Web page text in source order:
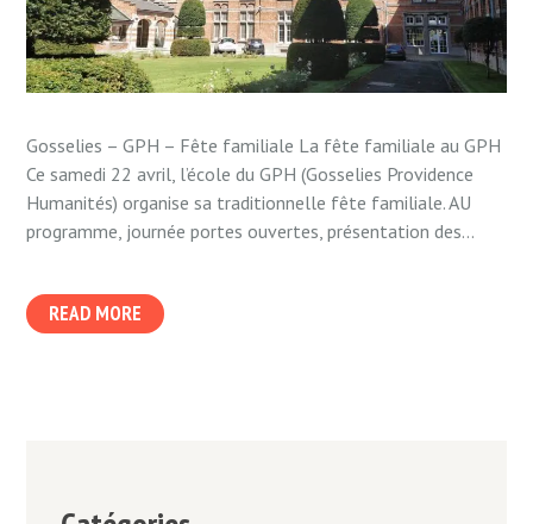
Gosselies – GPH – Fête familiale La fête familiale au GPH
Ce samedi 22 avril, l’école du GPH (Gosselies Providence
Humanités) organise sa traditionnelle fête familiale. AU
programme, journée portes ouvertes, présentation des...
READ MORE